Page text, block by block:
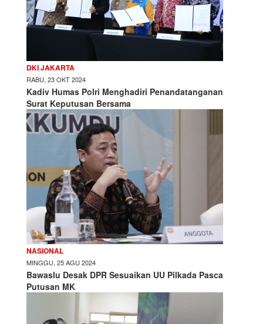
DKI JAKARTA
RABU, 23 OKT 2024
Kadiv Humas Polri Menghadiri Penandatanganan
Surat Keputusan Bersama
NASIONAL
MINGGU, 25 AGU 2024
Bawaslu Desak DPR Sesuaikan UU Pilkada Pasca
Putusan MK